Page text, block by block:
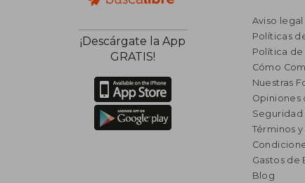
¡Descárgate la App
GRATIS!
Aviso legal
Políticas
Política
Cómo
Nuestras
Opiniones
Seguridad
Términos
Gastos de
Blog